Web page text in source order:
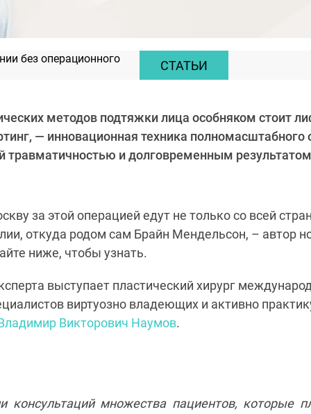
без операционного
СТАТЬИ
методов подтяжки лица особняком стоит
— инновационная техника
травматичностью и долговременным
за этой операцией едут не только со всей
откуда родом сам Брайн Мендельсон, – автор
ниже, чтобы узнать.
выступает пластический хирург
виртуозно владеющих и активно
Викторович Наумов.
консультаций множества пациентов, которые